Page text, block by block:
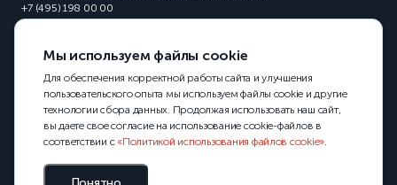
+7 (495) 198 00 00
Мы используем файлы cookie
Для обеспечения корректной работы сайта и улучшения
пользовательского опыта мы используем файлы cookie и другие
технологии сбора данных. Продолжая использовать наш сайт,
вы даете свое согласие на использование cookie-файлов в
соответствии с«Политикой использования файлов cookie».